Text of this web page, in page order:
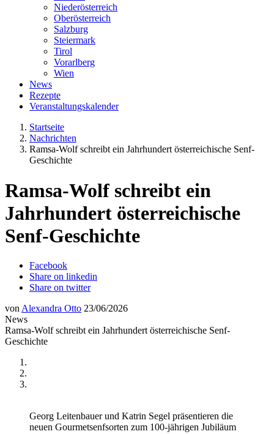
Niederösterreich
Oberösterreich
Salzburg
Steiermark
Tirol
Vorarlberg
Wien
News
Rezepte
Veranstaltungskalender
Startseite
Nachrichten
Ramsa-Wolf schreibt ein Jahrhundert österreichische Senf-
Geschichte
Ramsa-Wolf schreibt ein
Jahrhundert österreichische
Senf-Geschichte
Facebook
Share on linkedin
Share on twitter
von Alexandra Otto 23/06/2026
News
Ramsa-Wolf schreibt ein Jahrhundert österreichische Senf-
Geschichte
Georg Leitenbauer und Katrin Segel präsentieren die
neuen Gourmetsenfsorten zum 100-jährigen Jubiläum